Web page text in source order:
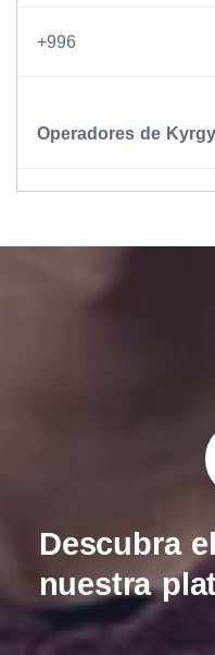
+996
Operadores de
Descubra
nuestra